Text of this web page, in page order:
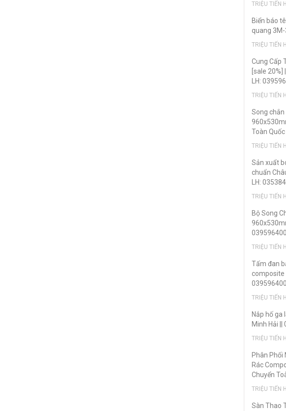
TRIỆU TIẾN
Biển báo
quang
TRIỆU TIẾN
Cung Cấp
[sale 20%]
LH:
TRIỆU TIẾN
Song
Toàn Quốc
TRIỆU TIẾN
Sản xuẩt
chuẩn
LH:
TRIỆU TIẾN
Bộ Song
TRIỆU TIẾN
Tấm đan
composite
TRIỆU TIẾN
Nắp hố ga
Minh Hải ||
TRIỆU TIẾN
Phân Phối
Rác
Chuyển
TRIỆU TIẾN
Sàn Thao